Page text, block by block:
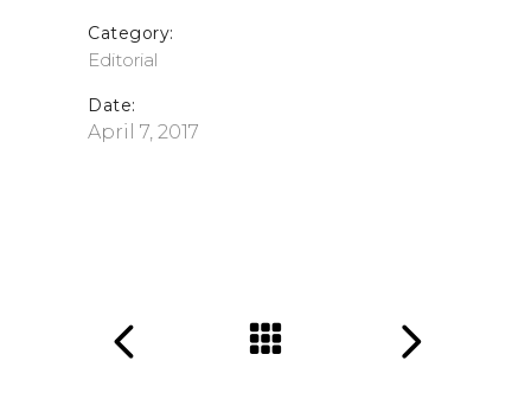
Category:
Editorial
Date:
April 7, 2017